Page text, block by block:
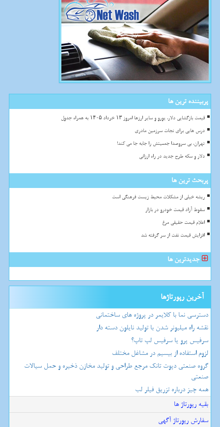
پربیننده ترین ها
قیمت بازگشایی دلار، یورو و سایر ارزها امروز ۱۳ خرداد ۱۴۰۵ به همراه جدول
درس هایی برای نجات سرزمین مادری
تهران، بی سروصدا جمعیتش را جابه جا می کند!
دلار و سکه طرح جدید در راه ارزانی
پربحث ترین ها
ریشه خیلی از مشکلات محیط زیست فرهنگی است
سقوط آزاد قیمت خودرو در بازار
اعلام قیمت حقیقی مرغ
افزایش قیمت نفت از سر گرفته شد
جدیدترین ها
آخرین رپورتاژها
دسترسی نما با کلایمر در پروژه های ساختمانی
نقشه راه میلیونر شدن با تولید نایلون دسته دار
سرفیس پرو یا سرفیس لپ تاپ؟
لزوم استفاده از بیسیم در مشاغل مختلف
گروه صنعتی دپوت تانک مرجع طراحی و تولید مخازن ذخیره و حمل سیالات
صنعتی
همه چیز درباره تزریق فیلر لب
بقیه رپورتاژ ها
سفارش رپورتاژ آگهی